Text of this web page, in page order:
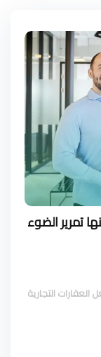
تمرير الضوء
التجارية